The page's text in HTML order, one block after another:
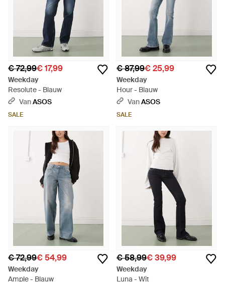
€ 72,99€ 17,99
Weekday
Resolute - Blauw
VanASOS
SALE
€ 87,99€ 25,99
Weekday
Hour - Blauw
VanASOS
SALE
€ 72,99€ 54,99
Weekday
Ample - Blauw
€ 58,99€ 39,99
Weekday
Luna - Wit